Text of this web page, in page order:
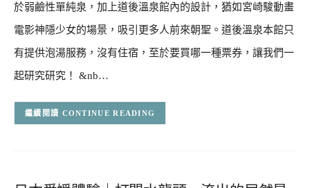
於弱鹼性單純泉，加上道後溫泉館內的設計，猶如宮崎駿動畫
電影神隱少女的場景，吸引更多人前來朝聖。道後溫泉本館只
有提供泡湯服務，沒有住宿，至於要買哪一種票券，讓我們一
起研究研究！ &nb…
CONTINUE READING